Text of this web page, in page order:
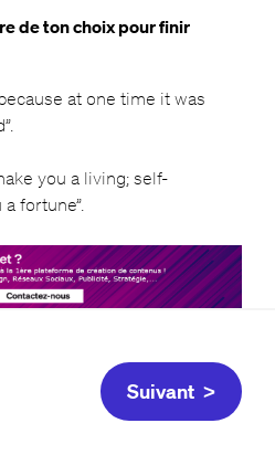
de ton choix pour finir
at one time it was
you a living; self-
fortune”.
Suivant >